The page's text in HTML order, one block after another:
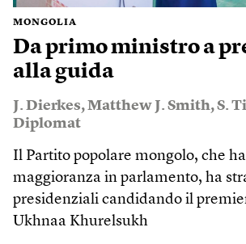
MONGOLIA
Da primo ministro a
alla guida
J. Dierkes,Matthew J. Smith,S.
Diplomat
Il Partito popolare mongolo, che
maggioranza in parlamento, ha
presidenziali candidando il
Ukhnaa Khurelsukh